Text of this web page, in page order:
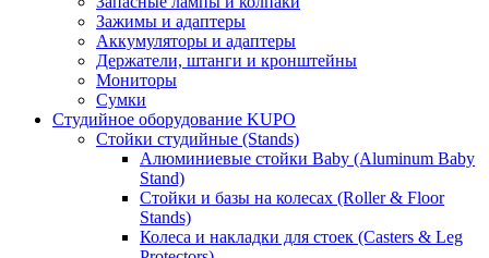
Зажимы и адаптеры
Аккумуляторы и адаптеры
Держатели, штанги и кронштейны
Мониторы
Сумки
Студийное оборудование KUPO
Стойки студийные (Stands)
Алюминиевые стойки Baby (Aluminum Baby
Stand)
Стойки и базы на колесах (Roller & Floor
Stands)
Колеса и накладки для стоек (Casters & Leg